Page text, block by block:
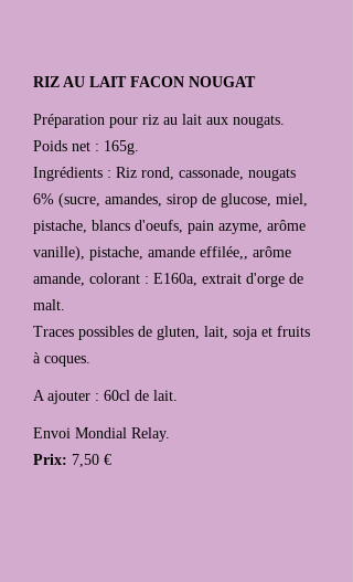
RIZ AU LAIT FACON NOUGAT
Préparation pour riz au lait aux nougats.
Poids net : 165g.
Ingrédients : Riz rond, cassonade, nougats
6% (sucre, amandes, sirop de glucose, miel,
pistache, blancs d'oeufs, pain azyme, arôme
vanille), pistache, amande effilée,, arôme
amande, colorant : E160a, extrait d'orge de
malt.
Traces possibles de gluten, lait, soja et fruits
à coques.
A ajouter : 60cl de lait.
Envoi Mondial Relay.
Prix: 7,50 €